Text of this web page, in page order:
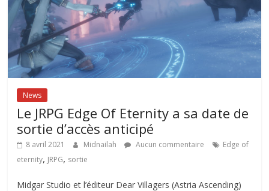
News
Le JRPG Edge Of Eternity a sa date de
sortie d’accès anticipé
8 avril 2021 Midnailah Aucun commentaire
Edge of
eternity, JRPG, sortie
Midgar Studio et l’éditeur Dear Villagers (Astria Ascending)